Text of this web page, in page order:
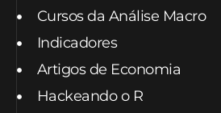
Cursos da Análise Macro
Indicadores
Artigos de Economia
Hackeando o R